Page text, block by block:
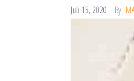
Juli 15, 2020 By